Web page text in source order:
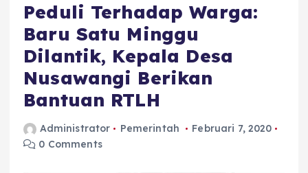
Peduli Terhadap Warga:
Baru Satu Minggu
Dilantik, Kepala Desa
Nusawangi Berikan
Bantuan RTLH
Administrator Pemerintah
Februari 7, 2020
0 Comments